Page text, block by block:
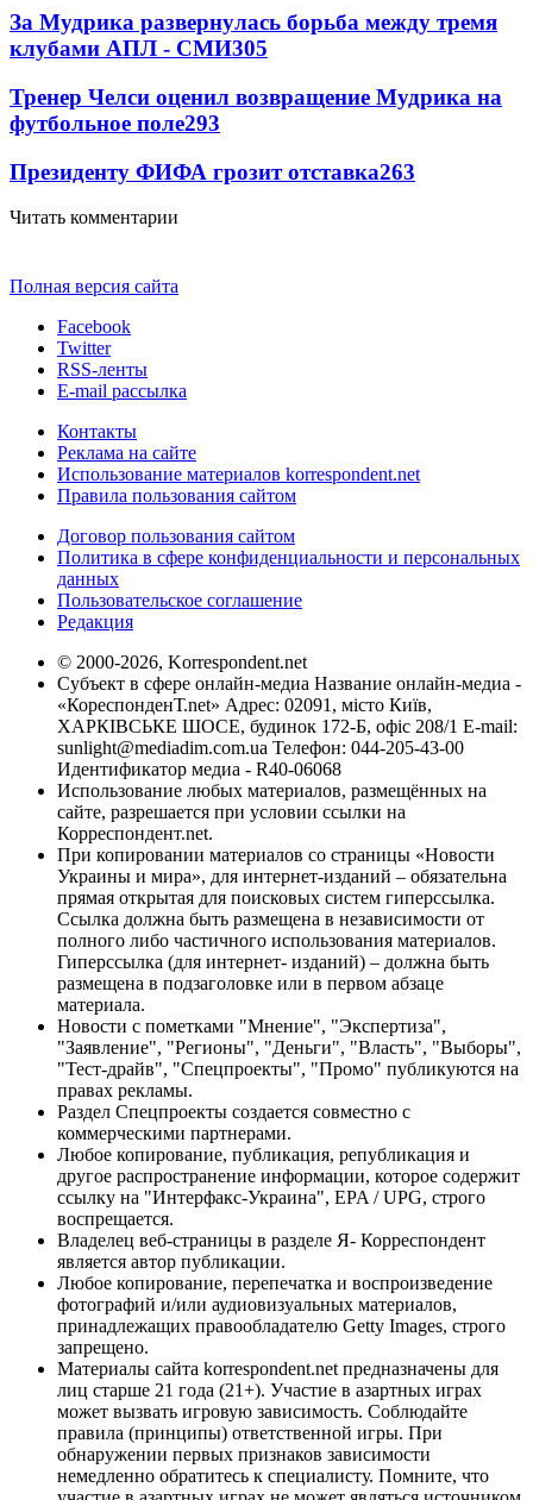
За Мудрика развернулась борьба между тремя
клубами АПЛ - СМИ305
Тренер Челси оценил возвращение Мудрика на
футбольное поле293
Президенту ФИФА грозит отставка263
Читать комментарии
Полная версия сайта
Facebook
Twitter
RSS-ленты
E-mail рассылка
Контакты
Реклама на сайте
Использование материалов korrespondent.net
Правила пользования сайтом
Договор пользования сайтом
Политика в сфере конфиденциальности и персональных
данных
Пользовательское соглашение
Редакция
© 2000-2026, Korrespondent.net
Субъект в сфере онлайн-медиа Название онлайн-медиа -
«КореспонденТ.net» Адрес: 02091, місто Київ,
ХАРКІВСЬКЕ ШОСЕ, будинок 172-Б, офіс 208/1 E-mail:
sunlight@mediadim.com.ua Телефон: 044-205-43-00
Идентификатор медиа - R40-06068
Использование любых материалов, размещённых на
сайте, разрешается при условии ссылки на
Корреспондент.net.
При копировании материалов со страницы «Новости
Украины и мира», для интернет-изданий – обязательна
прямая открытая для поисковых систем гиперссылка.
Ссылка должна быть размещена в независимости от
полного либо частичного использования материалов.
Гиперссылка (для интернет- изданий) – должна быть
размещена в подзаголовке или в первом абзаце
материала.
Новости с пометками "Мнение", "Экспертиза",
"Заявление", "Регионы", "Деньги", "Власть", "Выборы",
"Тест-драйв", "Спецпроекты", "Промо" публикуются на
правах рекламы.
Раздел Спецпроекты создается совместно с
коммерческими партнерами.
Любое копирование, публикация, републикация и
другое распространение информации, которое содержит
ссылку на "Интерфакс-Украина", EPA / UPG, строго
воспрещается.
Владелец веб-страницы в разделе Я- Корреспондент
является автор публикации.
Любое копирование, перепечатка и воспроизведение
фотографий и/или аудиовизуальных материалов,
принадлежащих правообладателю Getty Images, строго
запрещено.
Материалы сайта korrespondent.net предназначены для
лиц старше 21 года (21+). Участие в азартных играх
может вызвать игровую зависимость. Соблюдайте
правила (принципы) ответственной игры. При
обнаружении первых признаков зависимости
немедленно обратитесь к специалисту. Помните, что